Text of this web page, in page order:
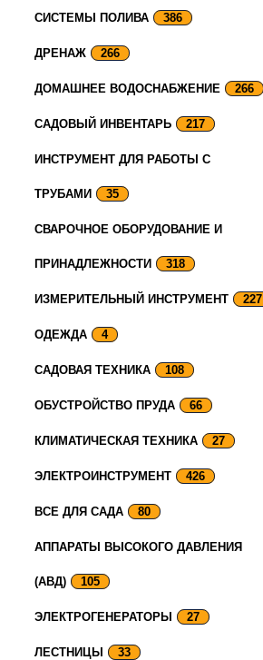
СИСТЕМЫ ПОЛИВА 386
ДРЕНАЖ 266
ДОМАШНЕЕ ВОДОСНАБЖЕНИЕ 266
САДОВЫЙ ИНВЕНТАРЬ 217
ИНСТРУМЕНТ ДЛЯ РАБОТЫ С
ТРУБАМИ 35
СВАРОЧНОЕ ОБОРУДОВАНИЕ И
ПРИНАДЛЕЖНОСТИ 318
ИЗМЕРИТЕЛЬНЫЙ ИНСТРУМЕНТ 227
ОДЕЖДА 4
САДОВАЯ ТЕХНИКА 108
ОБУСТРОЙСТВО ПРУДА 66
КЛИМАТИЧЕСКАЯ ТЕХНИКА 27
ЭЛЕКТРОИНСТРУМЕНТ 426
ВСЕ ДЛЯ САДА 80
АППАРАТЫ ВЫСОКОГО ДАВЛЕНИЯ
(АВД) 105
ЭЛЕКТРОГЕНЕРАТОРЫ 27
ЛЕСТНИЦЫ 33